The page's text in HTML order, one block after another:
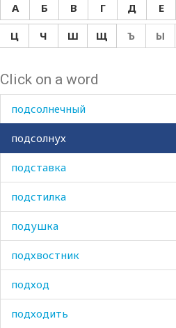
А Б В Г Д Е
Ц
Ч Ш Щ Ъ Ы
Click on a word
подруга
подряд
подсобный
подсолнечный
подсолнух
подставка
подстилка
подушка
подхвостник
подход
подходить